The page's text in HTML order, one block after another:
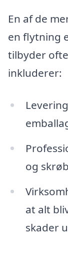
En af de
en flytning
tilbyder
inkluderer:
og
at alt
skader